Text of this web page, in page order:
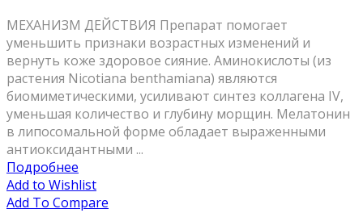
МЕХАНИЗМ ДЕЙСТВИЯ Препарат помогает
уменьшить признаки возрастных изменений и
вернуть коже здоровое сияние. Аминокислоты (из
растения Nicotiana benthamiana) являются
биомиметическими, усиливают синтез коллагена IV,
уменьшая количество и глубину морщин. Мелатонин
в липосомальной форме обладает выраженными
антиоксидантными ...
Подробнее
Add to Wishlist
Add To Compare